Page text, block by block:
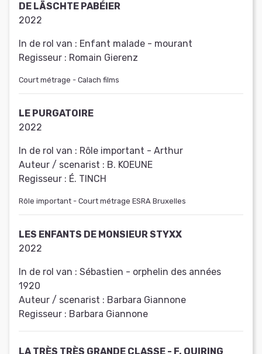
DE LÄSCHTE PABÉIER
2022
In de rol van : Enfant malade - mourant
Regisseur : Romain Gierenz
Court métrage - Calach films
LE PURGATOIRE
2022
In de rol van : Rôle important - Arthur
Auteur / scenarist : B. KOEUNE
Regisseur : É. TINCH
Rôle important - Court métrage ESRA Bruxelles
LES ENFANTS DE MONSIEUR STYXX
2022
In de rol van : Sébastien - orphelin des années
1920
Auteur / scenarist : Barbara Giannone
Regisseur : Barbara Giannone
LA TRÈS TRÈS GRANDE CLASSE - F. QUIRING